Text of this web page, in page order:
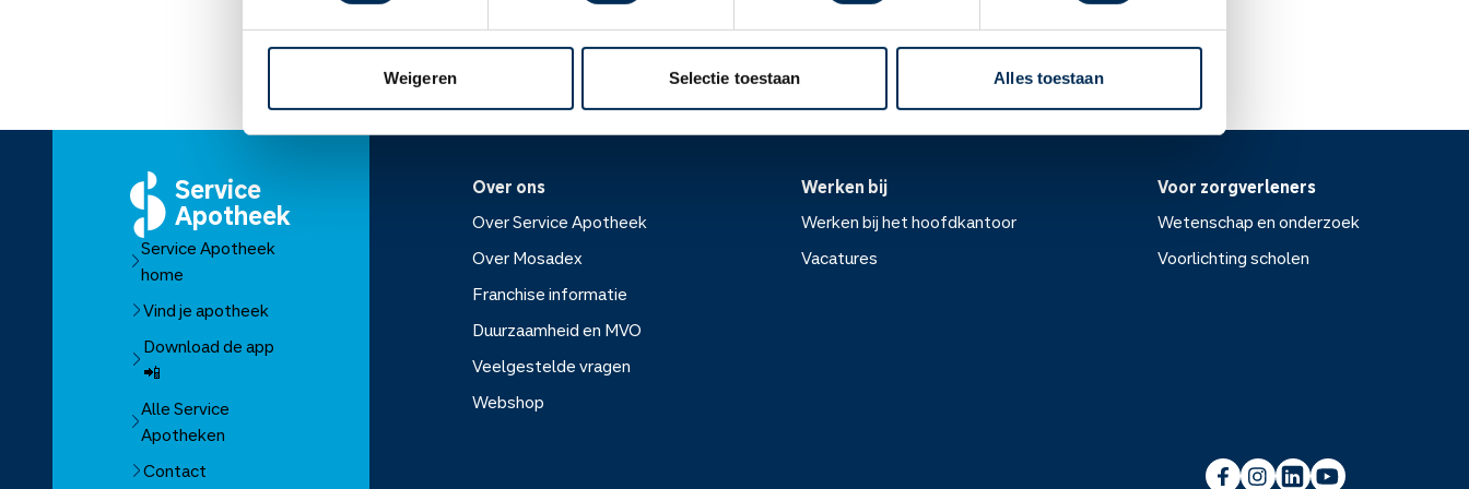
Weigeren Selectie toestaan Alles toestaan
Service
Apotheek
Service Apotheek
home
Vind je apotheek
Download de app
📲
Alle Service
Apotheken
Contact
Over ons
Over Service Apotheek
Over Mosadex
Franchise informatie
Duurzaamheid en MVO
Veelgestelde vragen
Webshop
Werken bij
Werken bij het hoofdkantoor
Vacatures
Voor zorgverleners
Wetenschap en onderzoek
Voorlichting scholen
Voorlichting scholen